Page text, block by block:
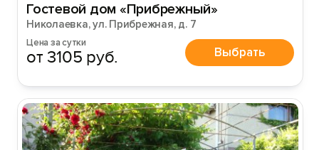
Гостевой дом «Прибрежный»
Николаевка, ул. Прибрежная, д. 7
Цена за сутки
от 3105 руб. Выбрать